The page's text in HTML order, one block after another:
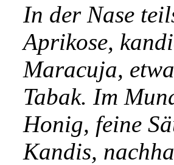
In der Nase
Aprikose,
Maracuja,
Tabak. Im
Honig, feine
Kandis,